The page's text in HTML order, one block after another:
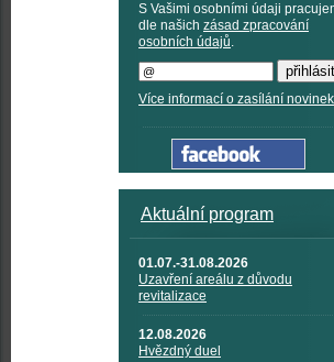
S Vašimi osobními údaji
dle našich zásad zpracování
osobních údajů.
Více informací o zasílání novinek
Aktuální program
01.07.-31.08.2026
Uzavření areálu z důvodu
revitalizace
12.08.2026
Hvězdný duel